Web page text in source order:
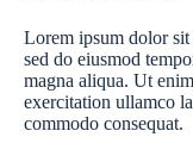
Lorem ipsum dolor sit
sed do eiusmod
magna aliqua. Ut
exercitation ullamco
commodo consequat.